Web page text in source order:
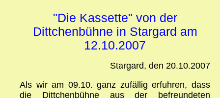
"Die Kassette" von der
Dittchenbühne in Stargard am
12.10.2007
Stargard, den 20.10.2007
Als wir am 09.10. ganz zufällig erfuhren, dass
die Dittchenbühne aus der befreundeten